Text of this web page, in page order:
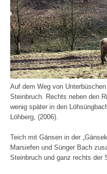
Auf dem Weg von
Steinbruch. Rechts neben den
wenig später in den
Löhberg, (2006).
Teich mit Gänsen in der
Marsiefen und Sünger Bach
Steinbruch und ganz rechts der